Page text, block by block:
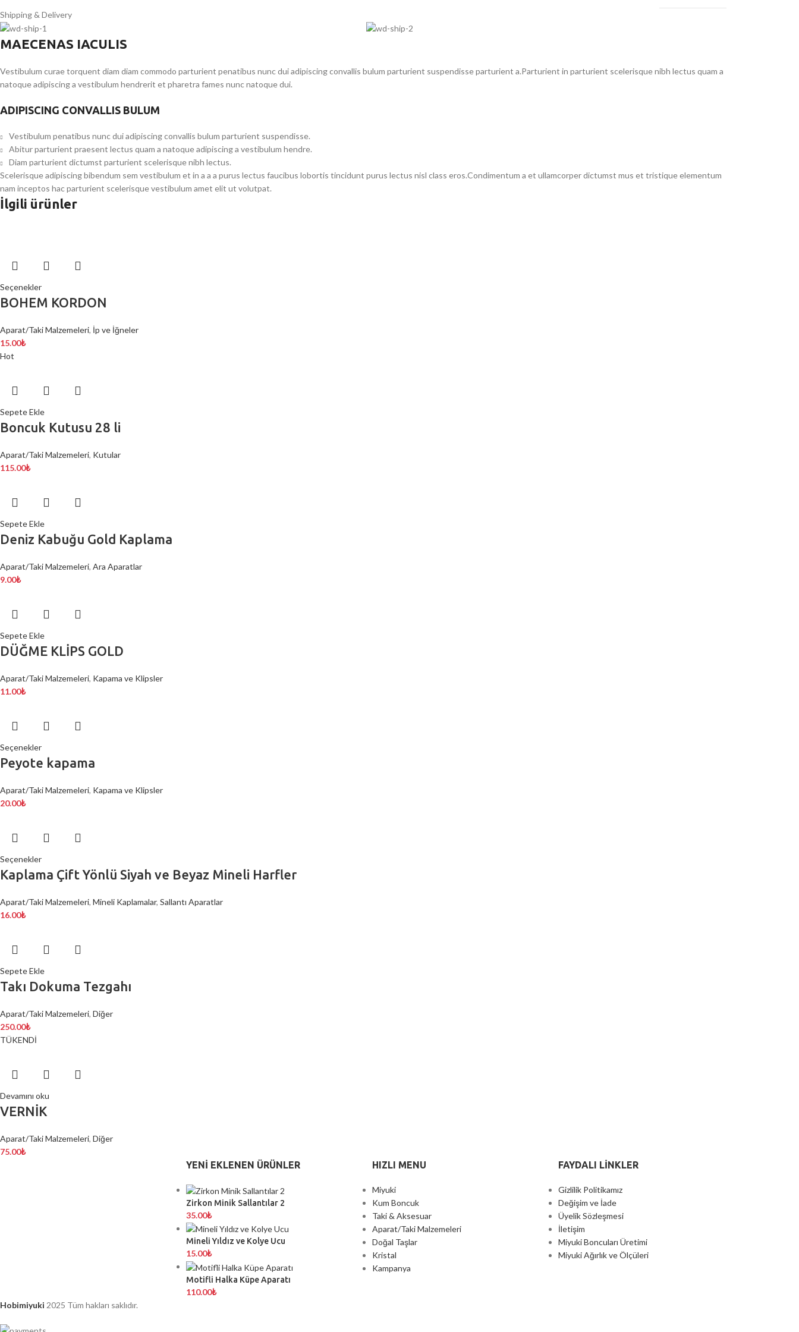
Shipping & Delivery
MAECENAS IACULIS
Vestibulum curae torquent diam diam commodo parturient penatibus nunc dui adipiscing convallis bulum parturient suspendisse parturient a.Parturient in parturient scelerisque nibh lectus quam a
natoque adipiscing a vestibulum hendrerit et pharetra fames nunc natoque dui.
ADIPISCING CONVALLIS BULUM
Vestibulum penatibus nunc dui adipiscing convallis bulum parturient suspendisse.
Abitur parturient praesent lectus quam a natoque adipiscing a vestibulum hendre.
Diam parturient dictumst parturient scelerisque nibh lectus.
Scelerisque adipiscing bibendum sem vestibulum et in a a a purus lectus faucibus lobortis tincidunt purus lectus nisl class eros.Condimentum a et ullamcorper dictumst mus et tristique elementum
nam inceptos hac parturient scelerisque vestibulum amet elit ut volutpat.
İlgili ürünler
Seçenekler
BOHEM KORDON
Aparat/Taki Malzemeleri, İp ve İğneler
15.00₺
Hot
Sepete Ekle
Boncuk Kutusu 28 li
Aparat/Taki Malzemeleri, Kutular
115.00₺
Sepete Ekle
Deniz Kabuğu Gold Kaplama
Aparat/Taki Malzemeleri, Ara Aparatlar
9.00₺
Sepete Ekle
DÜĞME KLİPS GOLD
Aparat/Taki Malzemeleri, Kapama ve Klipsler
11.00₺
Seçenekler
Peyote kapama
Aparat/Taki Malzemeleri, Kapama ve Klipsler
20.00₺
Seçenekler
Kaplama Çift Yönlü Siyah ve Beyaz Mineli Harfler
Aparat/Taki Malzemeleri, Mineli Kaplamalar, Sallantı Aparatlar
16.00₺
Sepete Ekle
Takı Dokuma Tezgahı
Aparat/Taki Malzemeleri, Diğer
250.00₺
TÜKENDİ
Devamını oku
VERNİK
Aparat/Taki Malzemeleri, Diğer
75.00₺
YENI EKLENEN ÜRÜNLER
Zirkon Minik Sallantılar 2
35.00₺
Mineli Yıldız ve Kolye Ucu
15.00₺
Motifli Halka Küpe Aparatı
110.00₺
HIZLI MENU
Miyuki
Kum Boncuk
Taki & Aksesuar
Aparat/Taki Malzemeleri
Doğal Taşlar
Kristal
Kampanya
FAYDALI LİNKLER
Gizlilik Politikamız
Değişim ve İade
Üyelik Sözleşmesi
İletişim
Miyuki Boncuları Üretimi
Miyuki Ağırlık ve Ölçüleri
Hobimiyuki 2025 Tüm hakları saklıdır.